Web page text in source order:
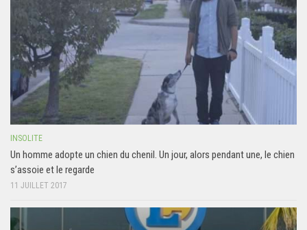
INSOLITE
Un homme adopte un chien du chenil. Un jour, alors pendant une, le chien
s’assoie et le regarde
11 JUILLET 2017